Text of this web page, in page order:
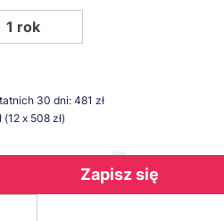
1 rok
30 dni: 481 zł
x 508 zł)
Zapisz się